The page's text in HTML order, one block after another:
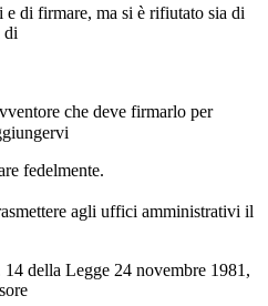
di firmare, ma si è rifiutato sia di
di
che deve firmarlo per
fedelmente.
agli uffici amministrativi il
della Legge 24 novembre 1981,